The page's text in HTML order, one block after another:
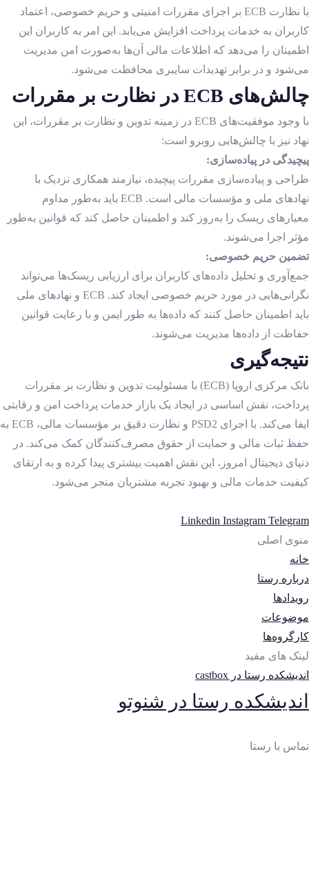
با نظارت ECB بر اجرای مقررات امنیتی و حریم خصوصی، اعتماد
کاربران به خدمات پرداخت افزایش می‌یابد. این امر به کاربران این
اطمینان را می‌دهد که اطلاعات مالی آن‌ها به‌صورت امن مدیریت
می‌شود و در برابر تهدیدات سایبری محافظت می‌شود.
چالش‌های ECB در نظارت بر مقررات
با وجود موفقیت‌های ECB در زمینه تدوین و نظارت بر مقررات، این
نهاد نیز با چالش‌هایی روبرو است:
پیچیدگی در پیاده‌سازی:
طراحی و پیاده‌سازی مقررات پیچیده، نیازمند همکاری نزدیک با
نهادهای ملی و مؤسسات مالی است. ECB باید به‌طور مداوم
معیارهای ریسک را به‌روز کند و اطمینان حاصل کند که قوانین به‌طور
مؤثر اجرا می‌شوند.
تضمین حریم خصوصی:
جمع‌آوری و تحلیل داده‌های کاربران برای ارزیابی ریسک‌ها می‌تواند
نگرانی‌هایی در مورد حریم خصوصی ایجاد کند. ECB و نهادهای ملی
باید اطمینان حاصل کنند که داده‌ها به طور ایمن و با رعایت قوانین
حفاظت از داده‌ها مدیریت می‌شوند.
نتیجه‌گیری
بانک مرکزی اروپا (ECB) با مسئولیت تدوین و نظارت بر مقررات
پرداخت، نقش اساسی در ایجاد یک بازار خدمات پرداخت امن و رقابتی
ایفا می‌کند. با اجرای PSD2 و نظارت دقیق بر مؤسسات مالی، ECB به
حفظ ثبات مالی و حمایت از حقوق مصرف‌کنندگان کمک می‌کند. در
دنیای دیجیتال امروز، این نقش اهمیت بیشتری پیدا کرده و به ارتقای
کیفیت خدمات مالی و بهبود تجربه مشتریان منجر می‌شود.
Linkedin Instagram Telegram
منوی اصلی
خانه
درباره رستا
رویدادها
موضوعات
کارگروه‌ها
لینک های مفید
اندیشکده رستا در castbox
اندیشکده رستا در شنوتو
تماس با رستا